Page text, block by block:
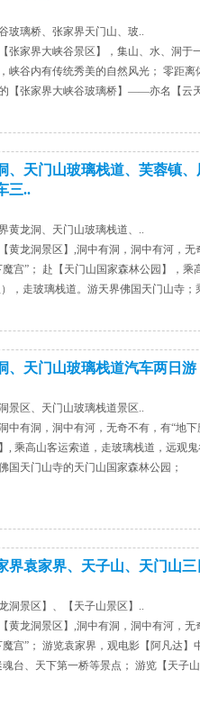
玻璃桥、张家界天门山、玻..
张家界大峡谷景区】，集山、水、洞于
峡谷内有传统秀美的自然风光； 零距离
【张家界大峡谷玻璃桥】——亦名【云
、天门山玻璃栈道、芙蓉镇、
三..
黄龙洞、天门山玻璃栈道、..
黄龙洞景区】,洞中有洞，洞中有河，无
宫”； 赴【天门山国家森林公园】，乘
，走玻璃栈道。游天界佛国天门山寺；
、天门山玻璃栈道汽车两日游
景区、天门山玻璃栈道景区..
中有洞，洞中有河，无奇不有，有“地下
, 乘高山客运索道，走玻璃栈道，远观
国天门山寺的天门山国家森林公园；
界袁家界、天子山、天门山三
龙洞景区】、【天子山景区】..
黄龙洞景区】,洞中有洞，洞中有河，无
宫”； 游览袁家界，观电影【阿凡达】
魂台、天下第一桥等景点； 游览【天子